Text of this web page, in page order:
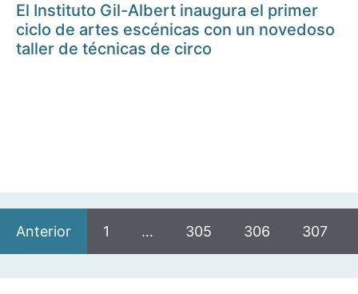
El Instituto Gil-Albert inaugura el primer
ciclo de artes escénicas con un novedoso
taller de técnicas de circo
Anterior 1 … 305 306 307